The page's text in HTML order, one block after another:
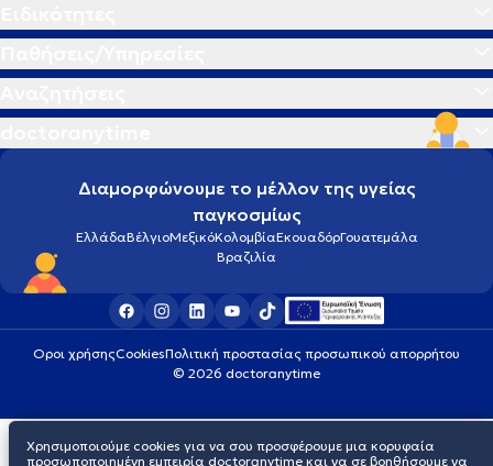
Διαμορφώνουμε το μέλλον της υγείας
παγκοσμίως
ΕλλάδαΒέλγιοΜεξικόΚολομβίαΕκουαδόρΓουατεμάλα
Βραζιλία
Οροι χρήσηςCookiesΠολιτική προστασίας προσωπικού απορρήτου
© 2026 doctoranytime
Χρησιμοποιούμε cookies για να σου προσφέρουμε μια κορυφαία
προσωποποιημένη εμπειρία doctoranytime και να σε βοηθήσουμε να